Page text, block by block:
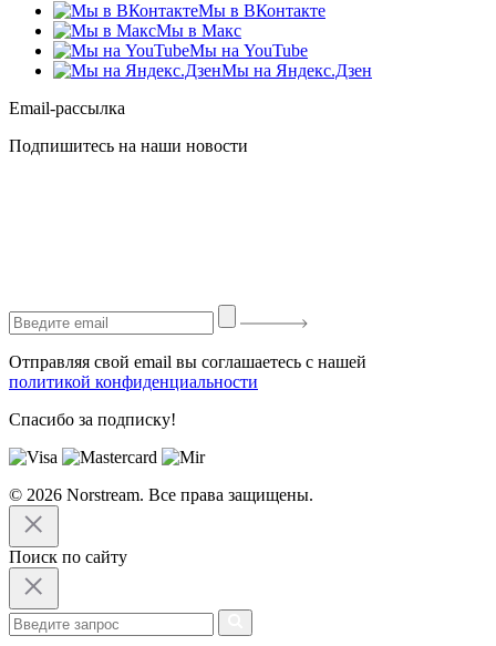
Мы в ВКонтакте
Мы в Макс
Мы на YouTube
Мы на Яндекс.Дзен
Email-рассылка
Подпишитесь на наши новости
Отправляя свой email вы соглашаетесь с нашей
политикой конфиденциальности
Спасибо за подписку!
© 2026 Norstream. Все права защищены.
Поиск по сайту